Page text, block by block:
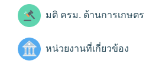
มติ ครม. ด้านการเกษตร
หน่วยงานที่เกี่ยวข้อง